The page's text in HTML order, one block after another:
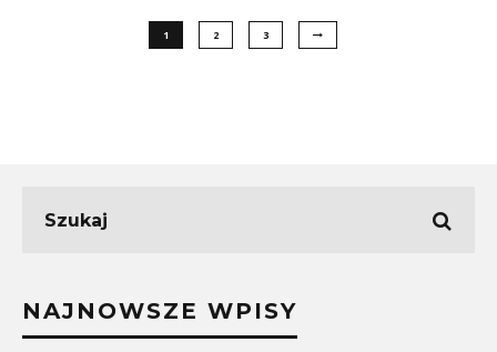
1 2 3
NAJNOWSZE WPISY